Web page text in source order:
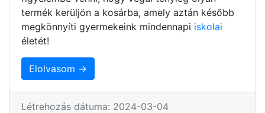
termék kerüljön a kosárba, amely aztán később
megkönnyíti gyermekeink mindennapi iskolai
életét!
Elolvasom →
Létrehozás dátuma: 2024-03-04